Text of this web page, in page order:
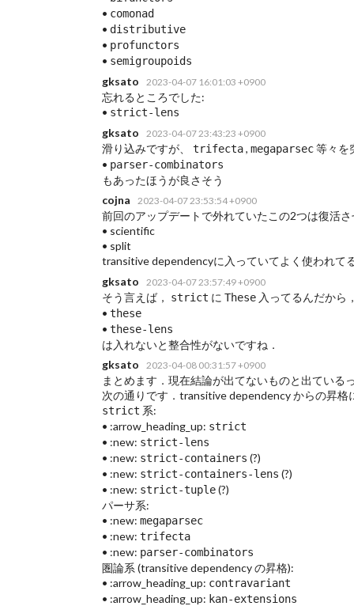
• comonad
• distributive
• profunctors
• semigroupoids
gksato 2023-04-07 16:01:03 +0900
忘れるところでした:
• strict-lens
gksato 2023-04-07 23:43:23 +0900
滑り込みですが、 trifecta, megaparsec等々を
• parser-combinators
もあったほうが良さそう
cojna
2023-04-07 23:53:54 +0900
前回のアップデートで外れていたこの2つは復活
• scientific
• split
transitive dependencyに入っていてよく使われて
gksato
2023-04-07 23:57:49 +0900
そう言えば， strict に These入ってるんだから
• these
• these-lens
は入れないと整合性がないですね．
gksato
2023-04-08 00:31:57 +0900
まとめます．現在結論が出てないものと出てい
次の通りです．transitive dependency からの昇格
strict 系:
• :arrow_heading_up: strict
• :new: strict-lens
• :new: strict-containers (?)
• :new: strict-containers-lens (?)
• :new: strict-tuple(?)
パーサ系:
• :new: megaparsec
• :new: trifecta
• :new: parser-combinators
圏論系 (transitive dependency の昇格):
• :arrow_heading_up: contravariant
• :arrow_heading_up: kan-extensions